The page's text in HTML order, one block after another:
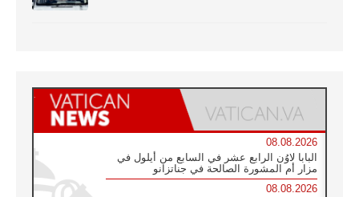
08.08.2026
البابا لاوُن الرابع عشر في السابع من أيلول في
مزار أم المشورة الصالحة في جناتزانو
08.08.2026